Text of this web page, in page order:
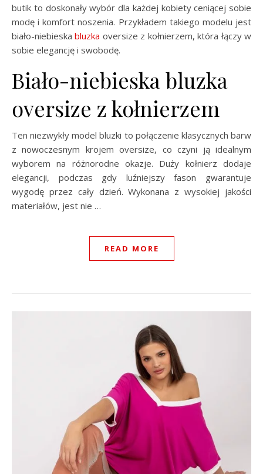
butik to doskonały wybór dla każdej kobiety ceniącej sobie
modę i komfort noszenia. Przykładem takiego modelu jest
biało-niebieskabluzka oversize z kołnierzem, która łączy w
sobie elegancję i swobodę.
Biało-niebieska bluzka
oversize z kołnierzem
Ten niezwykły model bluzki to połączenie klasycznych barw
z nowoczesnym krojem oversize, co czyni ją idealnym
wyborem na różnorodne okazje. Duży kołnierz dodaje
elegancji, podczas gdy luźniejszy fason gwarantuje
wygodę przez cały dzień. Wykonana z wysokiej jakości
materiałów, jest nie …
READ MORE